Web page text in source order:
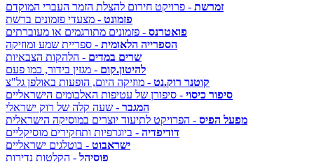
זמרשת - פרויקט חירום להצלת הזמר העברי המוקדם
פזמונט - מצעדי פזמונים ברשת
פואטרנס - פזמונים מתורגמים או מעוברתים
הספרייה הלאומית - ספריית שמע ומוזיקה
שרים במדים - הלהקות הצבאיות
להיטון.קום - מגזין בידור, כמו פעם
קוטנר רוק.נט - מוזיקה היום, הופעות באולפן גל"צ
סיפור כיסוי - סיפורן של עטיפות האלבומים הישראליים
המגבר - שעה קלה של רוק ישראלי
מפעל הפיס - הפרויקט לתיעוד יוצרים במוסיקה הישראלית
דודיפדיה - ביוגרפיות ותחקירים מוסיקליים
ישראבוט - בוטלגים ישראליים
פוסיהל - הקלטות נדירות